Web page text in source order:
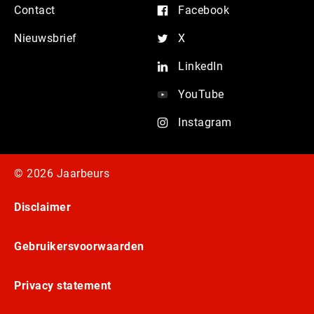
Contact
Nieuwsbrief
Facebook
X
LinkedIn
YouTube
Instagram
© 2026 Jaarbeurs
Disclaimer
Gebruikersvoorwaarden
Privacy statement